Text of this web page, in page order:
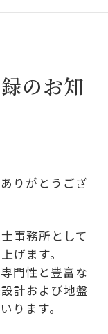
のお知
りがとうござ
事務所として
げます。
門性と豊富な
計および地盤
ります。
く